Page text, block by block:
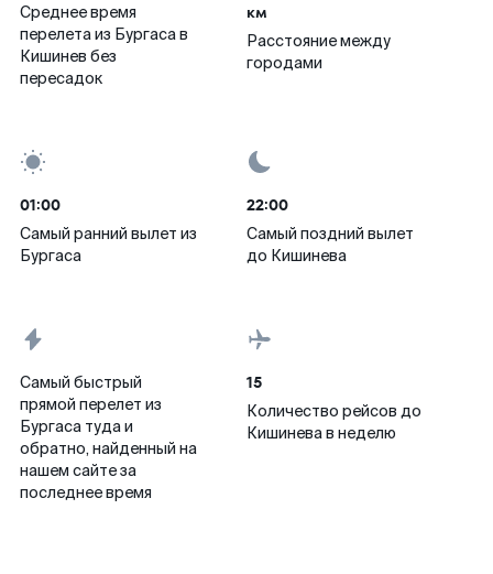
Среднее время
перелета из Бургаса в
Кишинев без
пересадок
км
Расстояние между
городами
01:00
Самый ранний вылет из
Бургаса
22:00
Самый поздний вылет
до Кишинева
Самый быстрый
прямой перелет из
Бургаса туда и
обратно, найденный на
нашем сайте за
последнее время
15
Количество рейсов до
Кишинева в неделю